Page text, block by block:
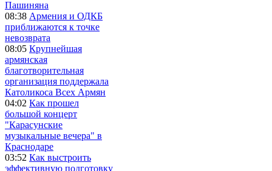
Пашиняна
08:38 Армения и ОДКБ
приближаются к точке
невозврата
08:05 Крупнейшая
армянская
благотворительная
организация поддержала
Католикоса Всех Армян
04:02 Как прошел
большой концерт
"Карасунские
музыкальные вечера" в
Краснодаре
03:52 Как выстроить
эффективную подготовку